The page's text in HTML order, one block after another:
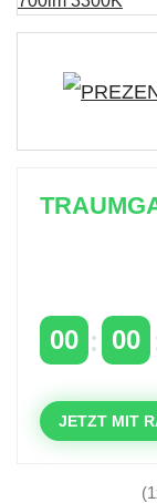
Zeitlich
00 00
JETZT MIT